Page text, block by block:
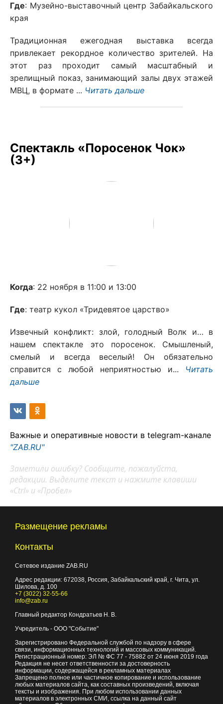
Где: Музейно-выставочный центр Забайкальского
края
Традиционная ежегодная выставка всегда
привлекает рекордное количество зрителей. На
этот раз проходит самый масштабный и
зрелищный показ, занимающий залы двух этажей
МВЦ, в формате ... Читать дальше
Спектакль «Поросенок Чок»
(3+)
Когда: 22 ноября в 11:00 и 13:00
Где: театр кукол «Тридевятое царство»
Извечный конфликт: злой, голодный Волк и… в
нашем спектакле это поросенок. Смышленый,
смелый и всегда веселый! Он обязательно
справится с любой неприятностью и... Читать
дальше
Важные и оперативные новости в telegram-канале
"ZAB.RU"
Заметили ошибку? Сообщите, пожалуйста,
редакции. Выделите текст и нажмите клавиши
«Ctrl» и «Пробел»
Размещение рекламы
Контакты
Сетевое издание ZAB.RU
Адрес редакции: 672038, Россия, Забайкальский край, г. Чита, ул.
Шилова, д. 100
+7 (3022) 32-55-66
info@zab.ru
Главный редактор Кондратьев Н. В.
Учредитель - ООО "Событие"
Зарегистрировано Федеральной службой по надзору в сфере
связи, информационных технологий и массовых коммуникаций.
Регистрационный номер: ЭЛ № ФС 77 - 75882 от 24 июня 2019 года
Редакция не несет ответственности за достоверность
информации, содержащейся в рекламных материалах
Запрещено полное или частичное копирование и использование
любых материалов сайта, как составных произведений, включая
тексты и изображения. При любом использовании данных
материалов в электронных СМИ, ссылка на данный сайт